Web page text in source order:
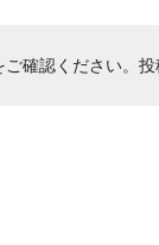
ご確認ください。